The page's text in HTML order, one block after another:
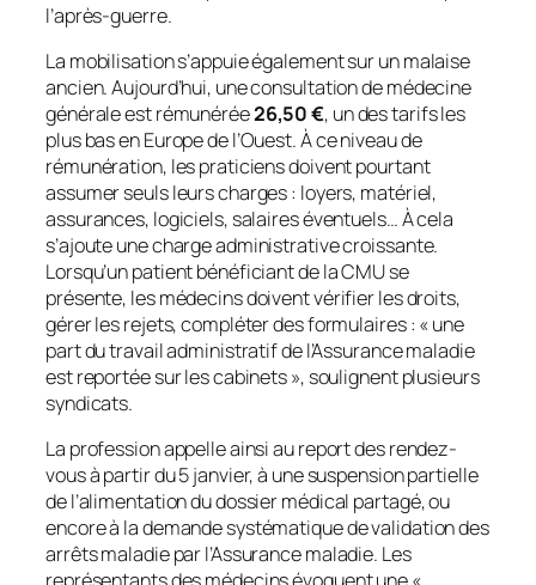
l’après-guerre.
La mobilisation s’appuie également sur un malaise
ancien. Aujourd’hui, une consultation de médecine
générale est rémunérée26,50 €, un des tarifs les
plus bas en Europe de l’Ouest. À ce niveau de
rémunération, les praticiens doivent pourtant
assumer seuls leurs charges : loyers, matériel,
assurances, logiciels, salaires éventuels… À cela
s’ajoute une charge administrative croissante.
Lorsqu’un patient bénéficiant de la CMU se
présente, les médecins doivent vérifier les droits,
gérer les rejets, compléter des formulaires : « une
part du travail administratif de l’Assurance maladie
est reportée sur les cabinets », soulignent plusieurs
syndicats.
La profession appelle ainsi au report des rendez-
vous à partir du 5 janvier, à une suspension partielle
de l’alimentation du dossier médical partagé, ou
encore à la demande systématique de validation des
arrêts maladie par l’Assurance maladie. Les